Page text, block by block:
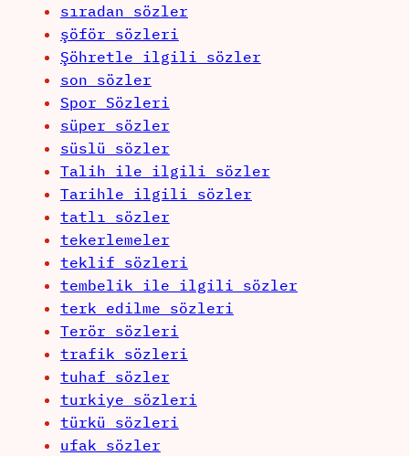
sıradan sözler
şöför sözleri
Şöhretle ilgili sözler
son sözler
Spor Sözleri
süper sözler
süslü sözler
Talih ile ilgili sözler
Tarihle ilgili sözler
tatlı sözler
tekerlemeler
teklif sözleri
tembelik ile ilgili sözler
terk edilme sözleri
Terör sözleri
trafik sözleri
tuhaf sözler
turkiye sözleri
türkü sözleri
ufak sözler